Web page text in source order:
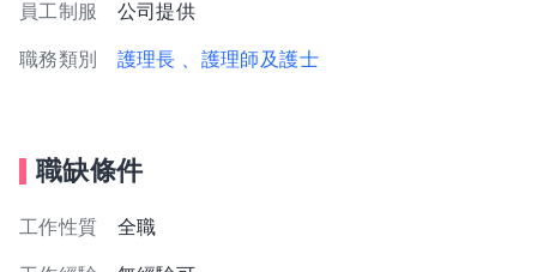
員工制服 公司提供
職務類別 護理長 、護理師及護士
職缺條件
工作性質 全職